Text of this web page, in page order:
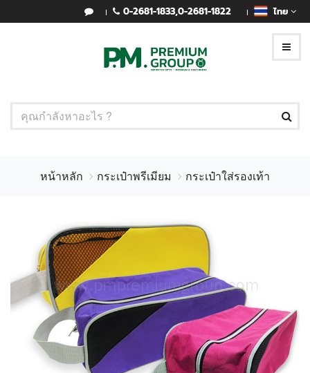
0-2681-1833,0-2681-1822 ไทย
หน้าหลัก กระเป๋าพรีเมียม กระเป๋าใส่รองเท้า